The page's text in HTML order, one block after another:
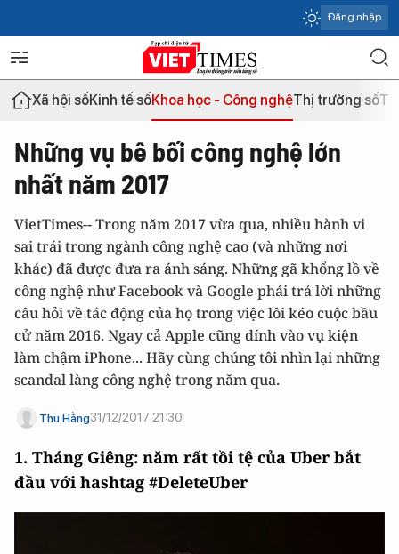
Đăng nhập
Xã hội sốKinh tế sốKhoa học - Công nghệThị trường số
Những vụ bê bối công nghệ lớn
nhất năm 2017
VietTimes-- Trong năm 2017 vừa qua, nhiều hành vi
sai trái trong ngành công nghệ cao (và những nơi
khác) đã được đưa ra ánh sáng. Những gã khổng lồ về
công nghệ như Facebook và Google phải trả lời những
câu hỏi về tác động của họ trong việc lôi kéo cuộc bầu
cử năm 2016. Ngay cả Apple cũng dính vào vụ kiện
làm chậm iPhone... Hãy cùng chúng tôi nhìn lại những
scandal làng công nghệ trong năm qua.
Thu Hằng31/12/2017 21:30
1. Tháng Giêng: năm rất tồi tệ của Uber bắt
đầu với hashtag #DeleteUber